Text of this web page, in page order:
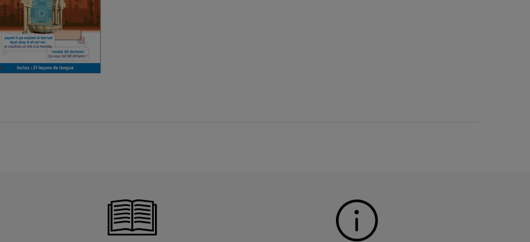
Français
3,99 €